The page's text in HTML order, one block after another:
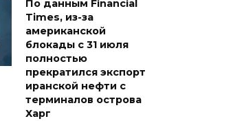
По данным Financial
Times, из-за
американской
блокады с 31 июля
полностью
прекратился экспорт
иранской нефти с
терминалов острова
Харг